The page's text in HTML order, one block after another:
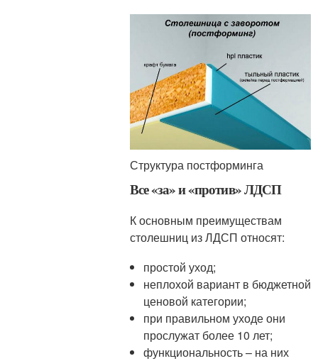
Структура постформинга
Все «за» и «против» ЛДСП
К основным преимуществам
столешниц из ЛДСП относят:
простой уход;
неплохой вариант в бюджетной
ценовой категории;
при правильном уходе они
прослужат более 10 лет;
функциональность – на них